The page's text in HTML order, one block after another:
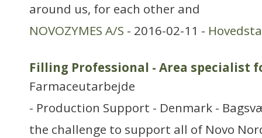
around us, for each other and
NOVOZYMES A/S - 2016-02-11 -
Filling Professional - Area specialist
Farmaceutarbejde
- Production Support - Denmark -
the challenge to support all of Novo